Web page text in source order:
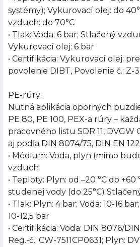
systémy); Vykurovací olej: do
vzduch: do 70°C
• Tlak: Voda: 6 bar; Stlačený
Vykurovací olej: 6 bar
• Certifikácia: Vykurovací olej:
povolenie DIBT, Povolenie č.: Z-
PE-rúry:
Nutná aplikácia oporných
PE 80, PE 100, PEX-a rúry –
pracovného listu SDR 11, DVGW
aj podľa DIN 8074/75, DIN EN
• Médium: Voda, plyn (mimo
vzduch
• Teploty: Plyn: od –20 °C do +60
studenej vody (do 25°C)
• Tlak: Plyn: 4 bar; Voda: 10-16
10-12,5 bar
• Certifikácia: Voda: DIN 8076/
Reg.-č.: CW-7511CP0631; Plyn: